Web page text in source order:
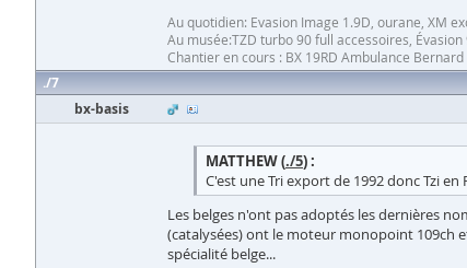
Au quotidien: Evasion Image 1.9D, ourane, XM
Au musée:TZD turbo 90 full accessoires,
Chantier en cours : BX 19RD Ambulance
7
bx-basis
MATTHEW (./5) :
C'est une Tri export de 1992 donc Tzi en
Les belges n'ont pas adoptés les dernières
(catalysées) ont le moteur monopoint 109ch
spécialité belge...